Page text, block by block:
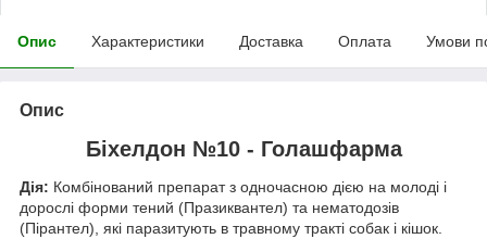
Опис Характеристики Доставка Оплата Умови
Опис
Біхелдон №10 - Голашфарма
Дія: Комбінований препарат з одночасною дією на молоді і
дорослі форми тений (Празиквантел) та нематодозів
(Пірантел), які паразитують в травному тракті собак і кішок.